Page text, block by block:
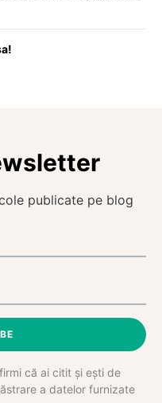
publicate pe blog
că ai citit și ești de
a datelor furnizate